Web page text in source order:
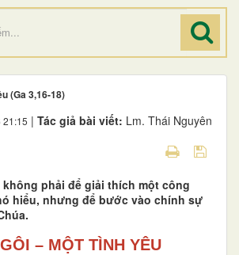
(Ga 3,16-18)
21:15 | Tác giả bài viết: Lm. Thái Nguyên
không phải để giải thích một công
hiểu, nhưng để bước vào chính sự
– MỘT TÌNH YÊU